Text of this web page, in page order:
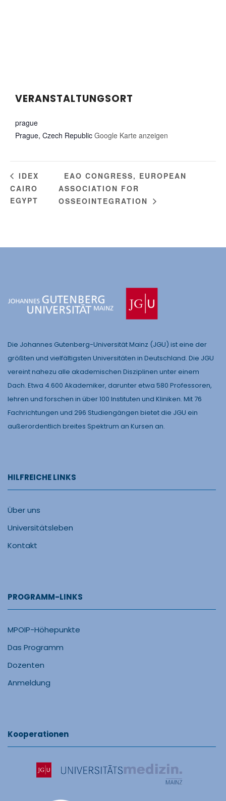
VERANSTALTUNGSORT
prague
Prague, Czech Republic Google Karte anzeigen
IDEX
CAIRO
EGYPT
EAO CONGRESS, EUROPEAN
ASSOCIATION FOR
OSSEOINTEGRATION
Die Johannes Gutenberg-Universität Mainz (JGU) ist eine der
größten und vielfältigsten Universitäten in Deutschland. Die JGU
vereint nahezu alle akademischen Disziplinen unter einem
Dach. Etwa 4.600 Akademiker, darunter etwa 580 Professoren,
lehren und forschen in über 100 Instituten und Kliniken. Mit 76
Fachrichtungen und 296 Studiengängen bietet die JGU ein
außerordentlich breites Spektrum an Kursen an.
HILFREICHE LINKS
Über uns
Universitätsleben
Kontakt
PROGRAMM-LINKS
MPOIP-Höhepunkte
Das Programm
Dozenten
Anmeldung
Kooperationen